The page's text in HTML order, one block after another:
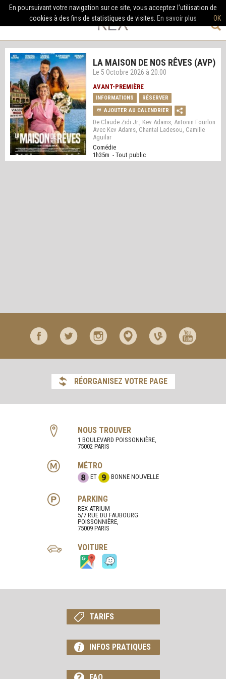
LA MAISON DE NOS RÊVES (AVP)
Le 5 Octobre 2026 à 20:00
AVANT-PREMIÈRE
INFORMATIONS
RÉSERVER
AJOUTER AU CALENDRIER
De Claude Zidi Jr., Kev Adams, Antonin Fourlon
Avec Kev Adams, Chantal Ladesou, Camille
Aguilar
Comédie
1h35m - Tout public
RÉORGANISEZ VOTRE PAGE
NOUS TROUVER
1 BOULEVARD POISSONNIÈRE,
75002 PARIS
MÉTRO
ET BONNE NOUVELLE
PARKING
REX ATRIUM
5/7 RUE DU FAUBOURG
POISSONNIÈRE,
75009 PARIS
VOITURE
TARIFS
INFOS PRATIQUES
OK
En poursuivant votre navigation sur ce site, vous acceptez l’utilisation de
cookies à des fins de statistiques de visites. En savoir plus